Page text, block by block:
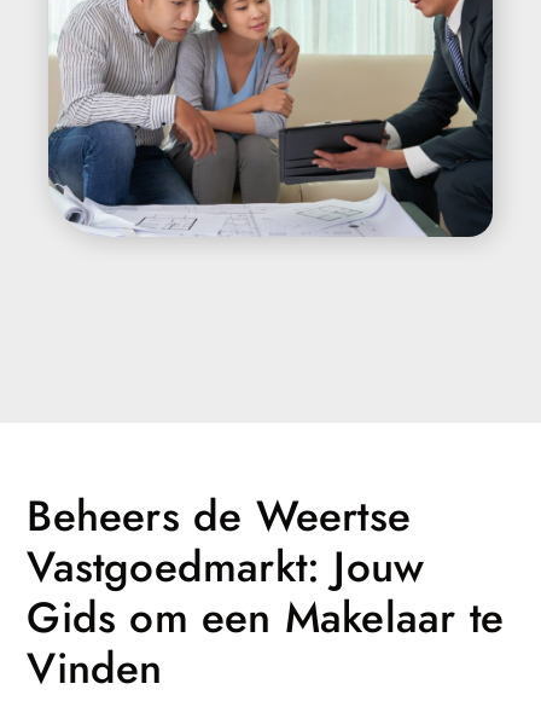
Beheers de Weertse
Vastgoedmarkt: Jouw
Gids om een Makelaar te
Vinden